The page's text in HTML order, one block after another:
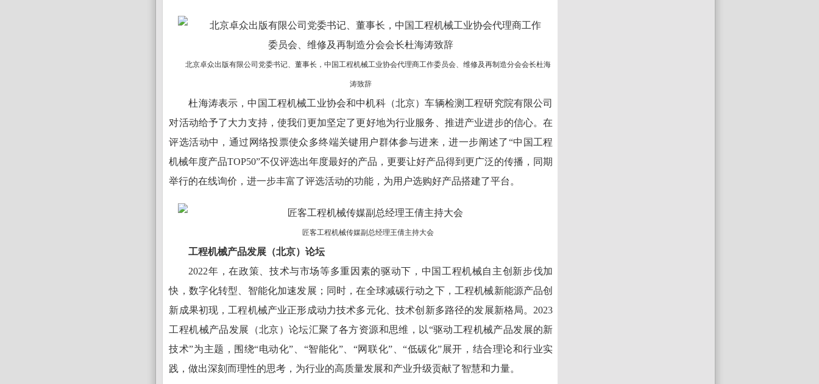
北京卓众出版有限公司党委书记、董事长，中国工程机械工业协会代理商工作委员会、维修及再制造分会会长杜海
涛致辞
杜海涛表示，中国工程机械工业协会和中机科（北京）车辆检测工程研究院有限公司
对活动给予了大力支持，使我们更加坚定了更好地为行业服务、推进产业进步的信心。在
评选活动中，通过网络投票使众多终端关键用户群体参与进来，进一步阐述了“中国工程
机械年度产品TOP50”不仅评选出年度最好的产品，更要让好产品得到更广泛的传播，同期
举行的在线询价，进一步丰富了评选活动的功能，为用户选购好产品搭建了平台。
匠客工程机械传媒副总经理王倩主持大会
工程机械产品发展（北京）论坛
2022年，在政策、技术与市场等多重因素的驱动下，中国工程机械自主创新步伐加
快，数字化转型、智能化加速发展；同时，在全球减碳行动之下，工程机械新能源产品创
新成果初现，工程机械产业正形成动力技术多元化、技术创新多路径的发展新格局。2023
工程机械产品发展（北京）论坛汇聚了各方资源和思维，以“驱动工程机械产品发展的新
技术”为主题，围绕“电动化”、“智能化”、“网联化”、“低碳化”展开，结合理论和行业实
践，做出深刻而理性的思考，为行业的高质量发展和产业升级贡献了智慧和力量。